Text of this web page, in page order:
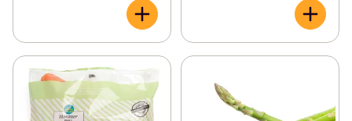
Grönsaksblandningar (4)
✓ Zucchini (2)